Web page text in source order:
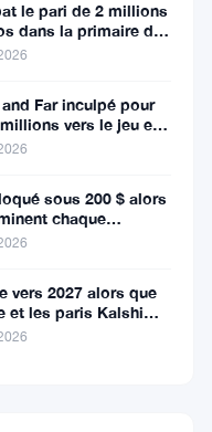
le pari de 2 millions
dans la primaire du
Far inculpé pour
vers le jeu et
sous 200 $ alors
chaque
vers 2027 alors que
et les paris Kalshi